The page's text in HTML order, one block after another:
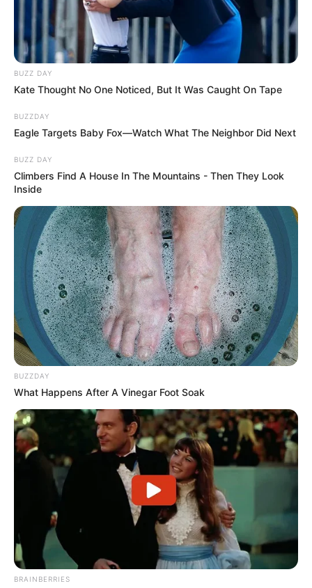
BUZZ DAY
Kate Thought No One Noticed, But It Was Caught On Tape
BUZZDAY
Eagle Targets Baby Fox—Watch What The Neighbor Did Next
BUZZ DAY
Climbers Find A House In The Mountains - Then They Look
Inside
BUZZDAY
What Happens After A Vinegar Foot Soak
BRAINBERRIES